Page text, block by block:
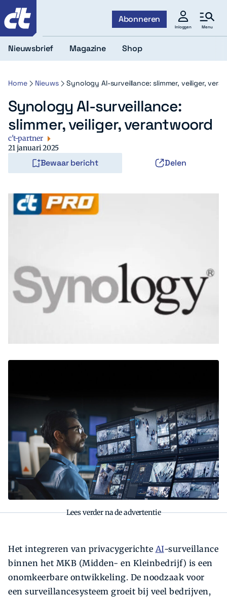
Abonneren
Inloggen Menu
Nieuwsbrief Magazine Shop
Home Nieuws Synology AI-surveillance: slimmer, veiliger,
Synology AI-surveillance:
slimmer, veiliger, verantwoord
c't-partner
21 januari 2025
Bewaar bericht Delen
Lees verder na de advertentie
Het integreren van privacygerichte AI-surveillance
binnen het MKB (Midden- en Kleinbedrijf) is een
onomkeerbare ontwikkeling. De noodzaak voor
een surveillancesysteem groeit bij veel bedrijven,